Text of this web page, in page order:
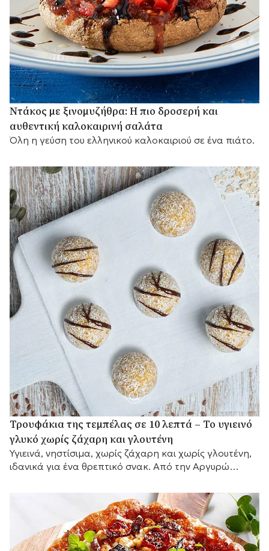
Ντάκος με ξινομυζήθρα: Η πιο δροσερή και
αυθεντική καλοκαιρινή σαλάτα
Όλη η γεύση του ελληνικού καλοκαιριού σε ένα πιάτο.
Τρουφάκια της τεμπέλας σε 10 λεπτά – Το υγιεινό
γλυκό χωρίς ζάχαρη και γλουτένη
Υγιεινά, νηστίσιμα, χωρίς ζάχαρη και χωρίς γλουτένη,
ιδανικά για ένα θρεπτικό σνακ. Από την Αργυρώ